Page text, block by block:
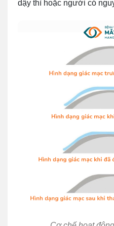
dậy thì hoặc người có